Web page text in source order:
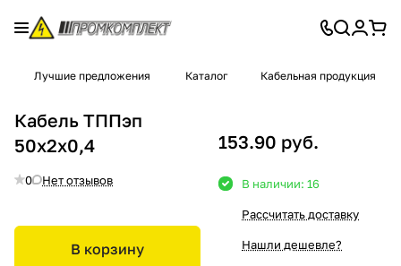
Лучшие предложения Каталог Кабельная продукция
Кабель ТППэп
50х2х0,4
0 Нет отзывов
В корзину
153.90 руб.
В наличии: 16
Рассчитать доставку
Нашли дешевле?